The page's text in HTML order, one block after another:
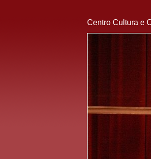
Centro Cultura e